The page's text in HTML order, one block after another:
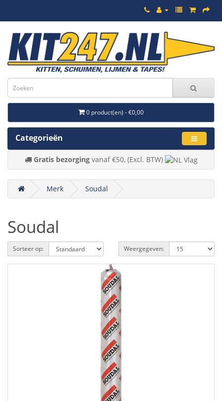
0 product(en) - €0,00
Categorieën
Gratis bezorgingvanaf €50, (Excl. BTW)
Merk Soudal
Soudal
Sorteer op: Weergegeven: